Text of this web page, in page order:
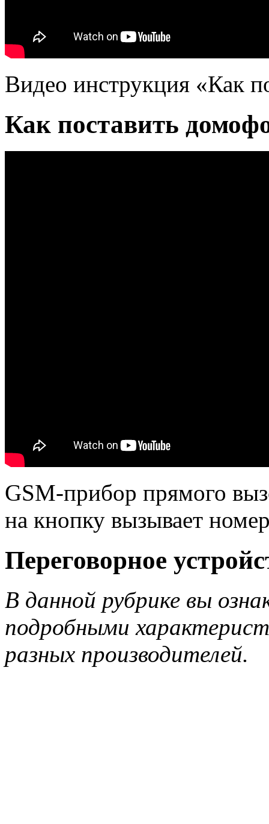
Видео инструкция «Как
Как поставить
GSM-прибор прямого
на кнопку вызывает
Переговорное
В данной рубрике вы
подробными
разных производителей.